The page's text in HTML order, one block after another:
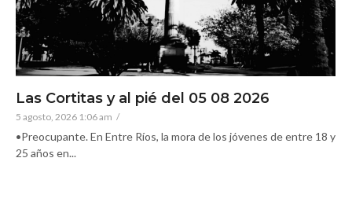
Las Cortitas y al pié del 05 08 2026
5 agosto, 2026 1:06 am /
•Preocupante. En Entre Ríos, la mora de los jóvenes de entre 18 y
25 años en...